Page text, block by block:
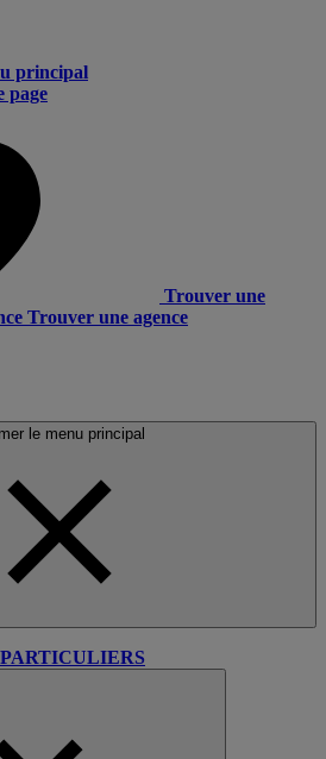
principal
page
Trouver une
Trouver une agence
le menu principal
PARTICULIERS